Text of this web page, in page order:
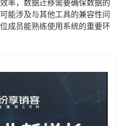
率，数据迁移需要确保数据的
能涉及与其他工具的兼容性问
成员能熟练使用系统的重要环